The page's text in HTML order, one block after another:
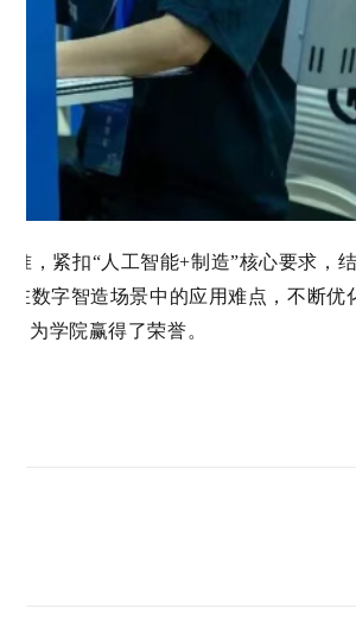
准，紧扣“人工智能+制造”核心要求，
数字智造场景中的应用难点，不断优
，为学院赢得了荣誉。